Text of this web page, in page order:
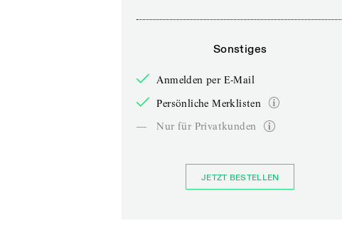
Sonstiges
Anmelden per E-Mail
Persönliche Merklisten
—
Nur für Privatkunden
JETZT BESTELLEN